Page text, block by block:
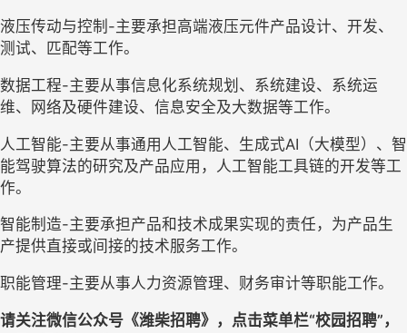
液压传动与控制-主要承担高端液压元件产品设计、开发、
测试、匹配等工作。
数据工程-主要从事信息化系统规划、系统建设、系统运
维、网络及硬件建设、信息安全及大数据等工作。
人工智能-主要从事通用人工智能、生成式AI（大模型）、智
能驾驶算法的研究及产品应用，人工智能工具链的开发等工
作。
智能制造-主要承担产品和技术成果实现的责任，为产品生
产提供直接或间接的技术服务工作。
职能管理-主要从事人力资源管理、财务审计等职能工作。
请关注微信公众号《潍柴招聘》，点击菜单栏“校园招聘”，